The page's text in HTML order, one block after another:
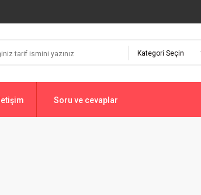
Soru ve cevaplar